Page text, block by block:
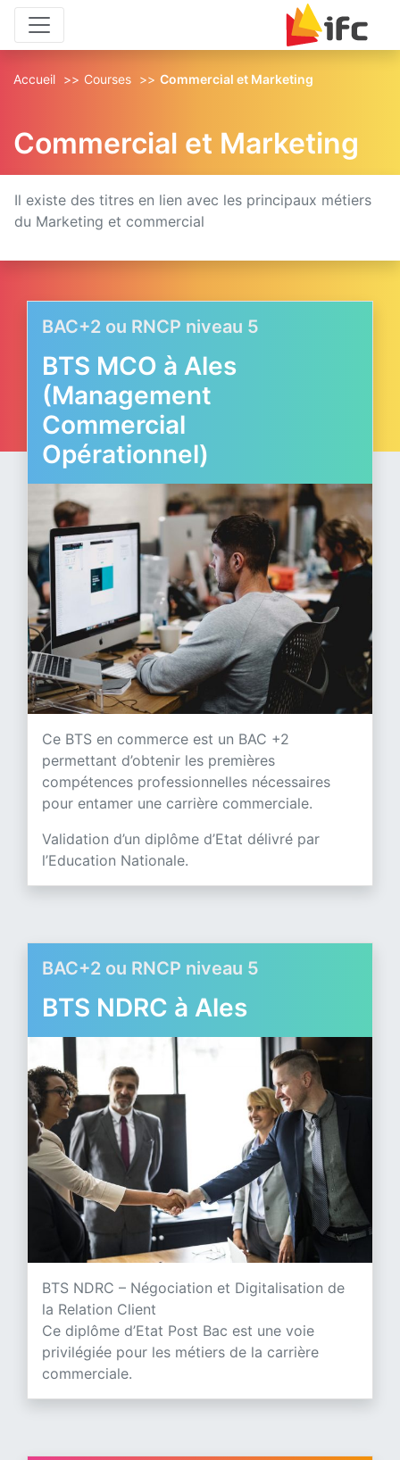
Aller au contenu principal
Aller au pied de page
Accueil Courses Commercial et Marketing
Commercial et Marketing
Il existe des titres en lien avec les principaux métiers
du Marketing et commercial
BAC+2 ou RNCP niveau 5
BTS MCO à Ales
(Management
Commercial
Opérationnel)
Ce BTS en commerce est un BAC +2
permettant d’obtenir les premières
compétences professionnelles nécessaires
pour entamer une carrière commerciale.
Validation d’un diplôme d’Etat délivré par
l’Education Nationale.
BAC+2 ou RNCP niveau 5
BTS NDRC à Ales
BTS NDRC – Négociation et Digitalisation de
la Relation Client
Ce diplôme d’Etat Post Bac est une voie
privilégiée pour les métiers de la carrière
commerciale.